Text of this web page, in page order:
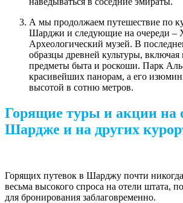
А мы продолжаем путешествие по
Шарджи и следующие на очереди –
Археологический музей. В
образцы древней культуры,
предметы быта и роскоши. Парк
красивейших панорам, а его
высотой в сотню метров.
Горящие туры и акции на
Шардже и на других
Горящих путевок в Шарджу почти никогда
весьма высокого спроса на отели штата,
для бронирования заблаговременно.